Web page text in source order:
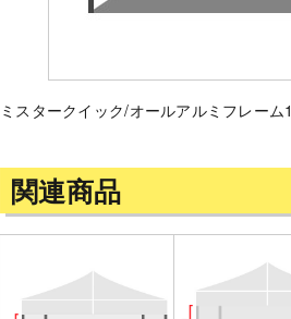
ミスタークイック/オールアルミフレー
関連商品